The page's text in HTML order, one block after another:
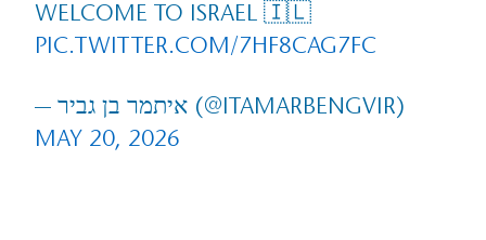
WELCOME TO ISRAEL 🇮🇱
PIC.TWITTER.COM/7HF8CAG7FC
— איתמר בן גביר (@ITAMARBENGVIR)
MAY 20, 2026